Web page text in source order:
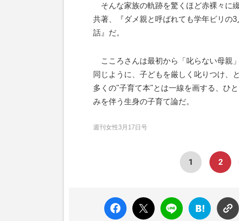
そんな家族の軌跡を驚くほど赤裸々に
共著、『ダメ親と呼ばれても学年ビリの
話』だ。
こころさんは最初から「叱らない母親
同じように、子どもを厳しく叱りつけ、
多くの"子育て本"とは一線を画する、ひ
みを伴う生身の子育て論だ。
週刊女性3月17日号
1 2
faceboo
k いい
ね
X ポス
ト
LINE
はてな
ブック
マーク